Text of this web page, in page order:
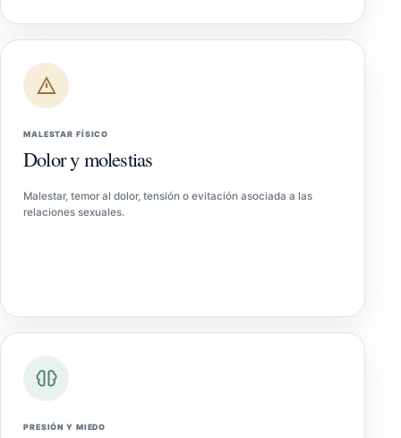
MALESTAR FÍSICO
Dolor y molestias
Malestar, temor al dolor, tensión o evitación asociada a las
relaciones sexuales.
PRESIÓN Y MIEDO